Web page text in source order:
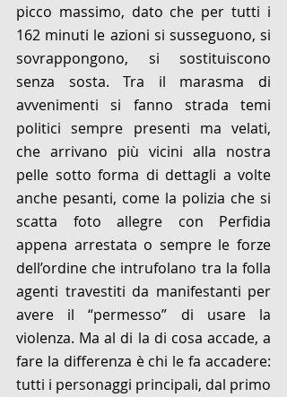
picco massimo, dato che per tutti i
162 minuti le azioni si susseguono, si
sovrappongono, si sostituiscono
senza sosta. Tra il marasma di
avvenimenti si fanno strada temi
politici sempre presenti ma velati,
che arrivano più vicini alla nostra
pelle sotto forma di dettagli a volte
anche pesanti, come la polizia che si
scatta foto allegre con Perfidia
appena arrestata o sempre le forze
dell’ordine che intrufolano tra la folla
agenti travestiti da manifestanti per
avere il “permesso” di usare la
violenza. Ma al di la di cosa accade, a
fare la differenza è chi le fa accadere:
tutti i personaggi principali, dal primo